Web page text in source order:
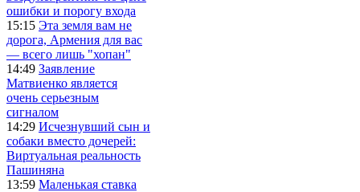
ошибки и порогу входа
15:15 Эта земля вам не
дорога, Армения для вас
— всего лишь "хопан"
14:49 Заявление
Матвиенко является
очень серьезным
сигналом
14:29 Исчезнувший сын и
собаки вместо дочерей:
Виртуальная реальность
Пашиняна
13:59 Маленькая ставка